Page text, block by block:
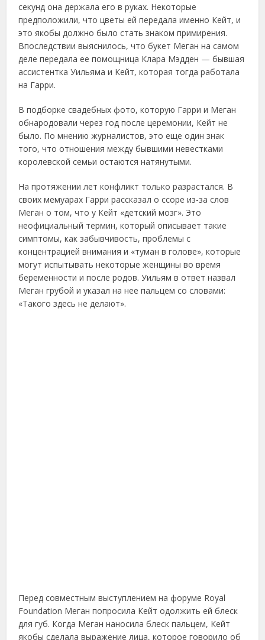
секунд она держала его в руках. Некоторые
предположили, что цветы ей передала именно Кейт, и
это якобы должно было стать знаком примирения.
Впоследствии выяснилось, что букет Меган на самом
деле передала ее помощница Клара Мэдден — бывшая
ассистентка Уильяма и Кейт, которая тогда работала
на Гарри.
В подборке свадебных фото, которую Гарри и Меган
обнародовали через год после церемонии, Кейт не
было. По мнению журналистов, это еще один знак
того, что отношения между бывшими невестками
королевской семьи остаются натянутыми.
На протяжении лет конфликт только разрастался. В
своих мемуарах Гарри рассказал о ссоре из-за слов
Меган о том, что у Кейт «детский мозг». Это
неофициальный термин, который описывает такие
симптомы, как забывчивость, проблемы с
концентрацией внимания и «туман в голове», которые
могут испытывать некоторые женщины во время
беременности и после родов. Уильям в ответ назвал
Меган грубой и указал на нее пальцем со словами:
«Такого здесь не делают».
Перед совместным выступлением на форуме Royal
Foundation Меган попросила Кейт одолжить ей блеск
для губ. Когда Меган наносила блеск пальцем, Кейт
якобы сделала выражение лица, которое говорило об